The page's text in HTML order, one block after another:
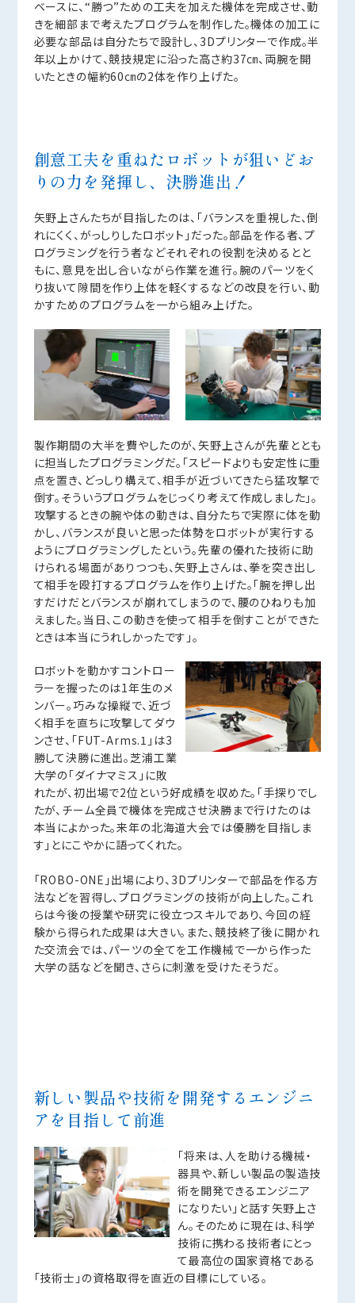
ベースに、“勝つ”ための工夫を加えた機体を完成させ、動
きを細部まで考えたプログラムを制作した。機体の加工に
必要な部品は自分たちで設計し、3Dプリンターで作成。半
年以上かけて、競技規定に沿った高さ約37㎝、両腕を開
いたときの幅約60㎝の2体を作り上げた。
創意工夫を重ねたロボットが狙いどお
りの力を発揮し、決勝進出！
矢野上さんたちが目指したのは、「バランスを重視した、倒
れにくく、がっしりしたロボット」だった。部品を作る者、プ
ログラミングを行う者などそれぞれの役割を決めるとと
もに、意見を出し合いながら作業を進行。腕のパーツをく
り抜いて隙間を作り上体を軽くするなどの改良を行い、動
かすためのプログラムを一から組み上げた。
製作期間の大半を費やしたのが、矢野上さんが先輩ととも
に担当したプログラミングだ。「スピードよりも安定性に重
点を置き、どっしり構えて、相手が近づいてきたら猛攻撃で
倒す。そういうプログラムをじっくり考えて作成しました」。
攻撃するときの腕や体の動きは、自分たちで実際に体を動
かし、バランスが良いと思った体勢をロボットが実行する
ようにプログラミングしたという。先輩の優れた技術に助
けられる場面がありつつも、矢野上さんは、拳を突き出し
て相手を殴打するプログラムを作り上げた。「腕を押し出
すだけだとバランスが崩れてしまうので、腰のひねりも加
えました。当日、この動きを使って相手を倒すことができた
ときは本当にうれしかったです」。
ロボットを動かすコントロー
ラーを握ったのは1年生のメ
ンバー。巧みな操縦で、近づ
く相手を直ちに攻撃してダウ
ンさせ、「FUT-Arms.1」は3
勝して決勝に進出。芝浦工業
大学の「ダイナマミス」に敗
れたが、初出場で2位という好成績を収めた。「手探りでし
たが、チーム全員で機体を完成させ決勝まで行けたのは
本当によかった。来年の北海道大会では優勝を目指しま
す」とにこやかに語ってくれた。
「ROBO-ONE」出場により、3Dプリンターで部品を作る方
法などを習得し、プログラミングの技術が向上した。これ
らは今後の授業や研究に役立つスキルであり、今回の経
験から得られた成果は大きい。また、競技終了後に開かれ
た交流会では、パーツの全てを工作機械で一から作った
大学の話などを聞き、さらに刺激を受けたそうだ。
新しい製品や技術を開発するエンジニ
アを目指して前進
「将来は、人を助ける機械・
器具や、新しい製品の製造技
術を開発できるエンジニア
になりたい」と話す矢野上さ
ん。そのために現在は、科学
技術に携わる技術者にとっ
て最高位の国家資格である
「技術士」の資格取得を直近の目標にしている。